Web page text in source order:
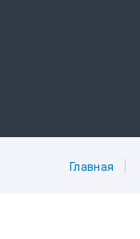
Главная